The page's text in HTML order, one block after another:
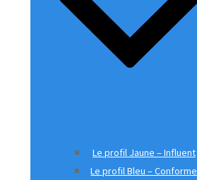
Le profil Jaune – Influent
Le profil Bleu – Conforme